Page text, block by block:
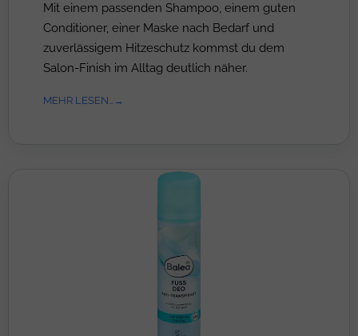
Mit einem passenden Shampoo, einem guten
Conditioner, einer Maske nach Bedarf und
zuverlässigem Hitzeschutz kommst du dem
Salon-Finish im Alltag deutlich näher.
MEHR LESEN...